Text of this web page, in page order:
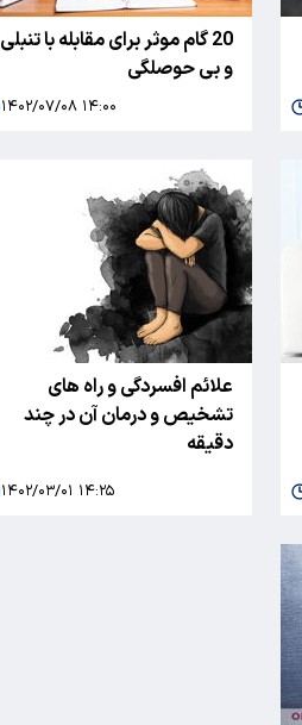
20 گام موثر برای مقابله با تنبلی
و بی حوصلگی
۱۴۰۲/۰۷/۰۸ ۱۴:۰۰
علائم افسردگی و راه های
تشخیص و درمان آن در چند
دقیقه
۱۴۰۲/۰۳/۰۱ ۱۴:۲۵